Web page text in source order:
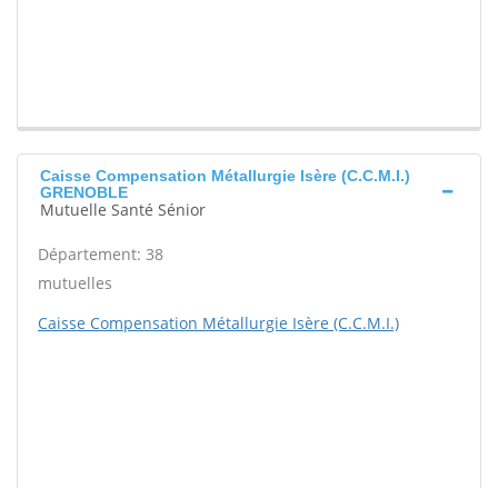
Caisse Compensation Métallurgie Isère (C.C.M.I.)
GRENOBLE
Mutuelle Santé Sénior
Département: 38
mutuelles
Caisse Compensation Métallurgie Isère (C.C.M.I.)